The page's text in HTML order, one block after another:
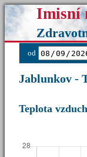
Imisní
od
Jablunkov -
Teplota